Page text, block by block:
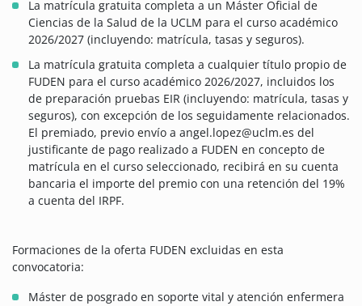
La matrícula gratuita completa a un Máster Oficial de
Ciencias de la Salud de la UCLM para el curso académico
2026/2027 (incluyendo: matrícula, tasas y seguros).
La matrícula gratuita completa a cualquier título propio de
FUDEN para el curso académico 2026/2027, incluidos los
de preparación pruebas EIR (incluyendo: matrícula, tasas y
seguros), con excepción de los seguidamente relacionados.
El premiado, previo envío a angel.lopez@uclm.es del
justificante de pago realizado a FUDEN en concepto de
matrícula en el curso seleccionado, recibirá en su cuenta
bancaria el importe del premio con una retención del 19%
a cuenta del IRPF.
Formaciones de la oferta FUDEN excluidas en esta
convocatoria:
Máster de posgrado en soporte vital y atención enfermera